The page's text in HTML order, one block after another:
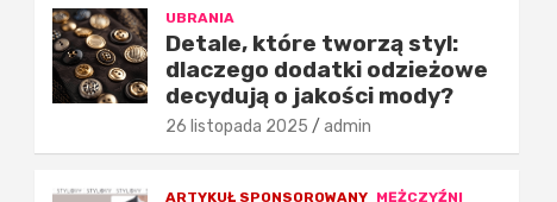
UBRANIA
Detale, które tworzą styl:
dlaczego dodatki odzieżowe
decydują o jakości mody?
26 listopada 2025 admin
ARTYKUŁ SPONSOROWANY MĘŻCZYŹNI